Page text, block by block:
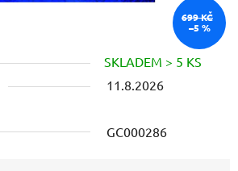
SKLADEM > 5 KS
11.8.2026
GC000286
699 KČ
–5 %